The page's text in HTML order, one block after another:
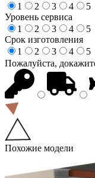
1
2 3 4
5
Уровень сервиса
1
2 3 4
5
Срок изготовления
1
2 3 4
5
Пожалуйста,
Похожие модели